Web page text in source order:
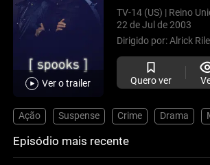
Ver o trailer
TV-14 (US) | Reino
22 de Jul de 2003
Dirigido por:Alrick
Quero ver
Ação Suspense Crime Drama
Episódio mais recente